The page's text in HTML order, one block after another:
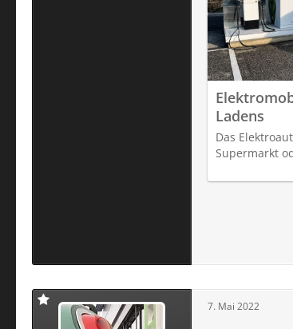
Ladens
Das
Supermarkt
7. Mai 2022